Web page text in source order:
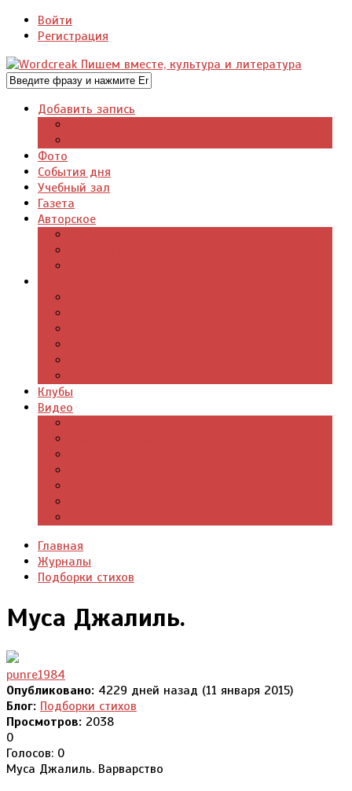
Войти
Регистрация
Добавить запись
Фото
События дня
Учебный зал
Газета
Авторское
Клубы
Видео
Главная
Журналы
Подборки стихов
Муса Джалиль.
punre1984
Опубликовано: 4229 дней назад (11 января 2015)
Блог: Подборки стихов
Просмотров: 2038
0
Голосов: 0
Муса Джалиль. Варварство